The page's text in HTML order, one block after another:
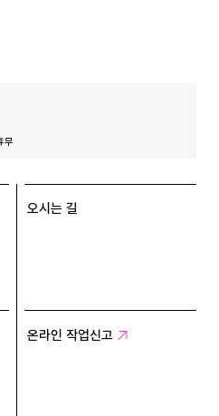
무
오시는 길
온라인 작업신고